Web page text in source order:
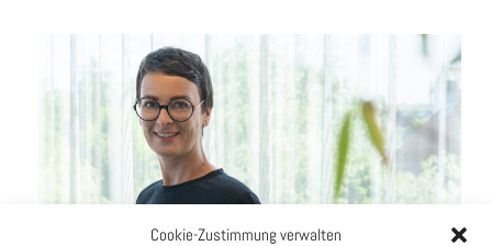
Cookie-Zustimmung verwalten